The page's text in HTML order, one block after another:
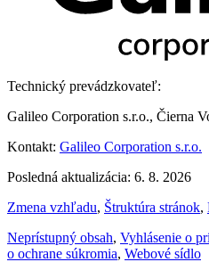
Technický prevádzkovateľ:
Galileo Corporation s.r.o., Čierna
Kontakt: Galileo Corporation s.r.o.
Posledná aktualizácia: 6. 8. 2026
Zmena vzhľadu, Štruktúra stránok,
Neprístupný obsah, Vyhlásenie o
o ochrane súkromia, Webové sídlo